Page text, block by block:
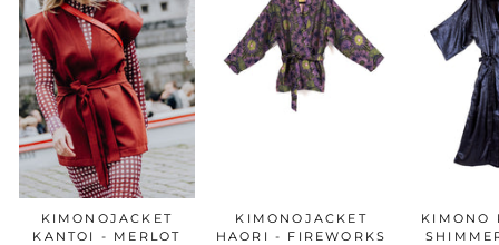
KIMONOJACKET
KANTOI - MERLOT
KIMONOJACKET
HAORI - FIREWORKS
KIMONO